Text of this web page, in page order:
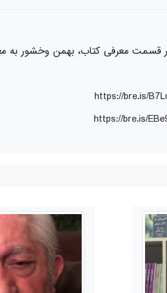
معرفی کتاب، بهمن وخشور به
https://bre.is/
https://bre.is/